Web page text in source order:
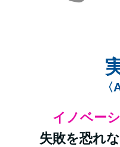
イノベー
失敗を恐れ